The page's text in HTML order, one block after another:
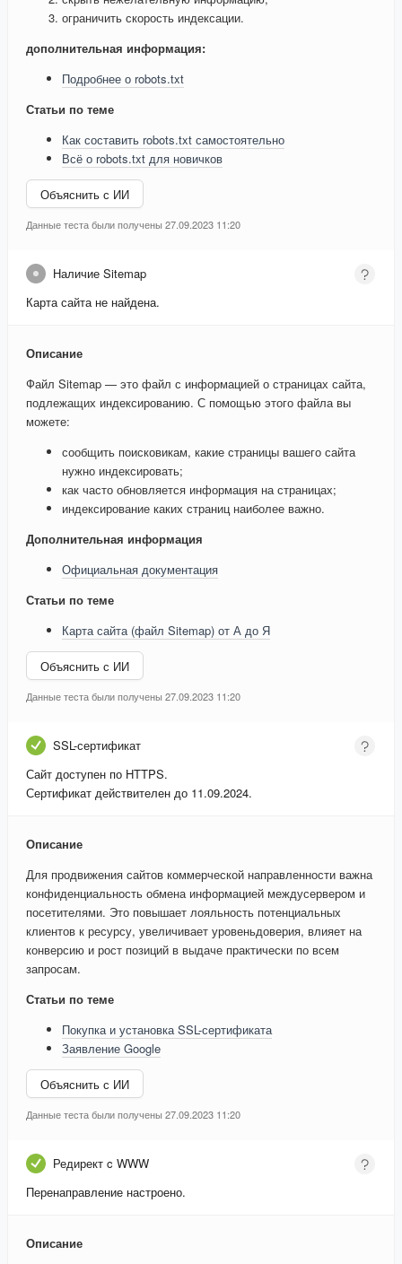
ограничить скорость индексации.
дополнительная информация:
Подробнее о robots.txt
Статьи по теме
Как составить robots.txt самостоятельно
Всё о robots.txt для новичков
Объяснить с ИИ
Данные теста были получены 27.09.2023 11:20
Наличие Sitemap
Карта сайта не найдена.
Описание
Файл Sitemap — это файл с информацией о страницах сайта,
подлежащих индексированию. С помощью этого файла вы
можете:
сообщить поисковикам, какие страницы вашего сайта
нужно индексировать;
как часто обновляется информация на страницах;
индексирование каких страниц наиболее важно.
Дополнительная информация
Официальная документация
Статьи по теме
Карта сайта (файл Sitemap) от А до Я
Объяснить с ИИ
Данные теста были получены 27.09.2023 11:20
SSL-сертификат
Сайт доступен по HTTPS.
Сертификат действителен до 11.09.2024.
Описание
Для продвижения сайтов коммерческой направленности важна
конфиденциальность обмена информацией междусервером и
посетителями. Это повышает лояльность потенциальных
клиентов к ресурсу, увеличивает уровеньдоверия, влияет на
конверсию и рост позиций в выдаче практически по всем
запросам.
Статьи по теме
Покупка и установка SSL-сертификата
Заявление Google
Объяснить с ИИ
Данные теста были получены 27.09.2023 11:20
Редирект c WWW
Перенаправление настроено.
Описание